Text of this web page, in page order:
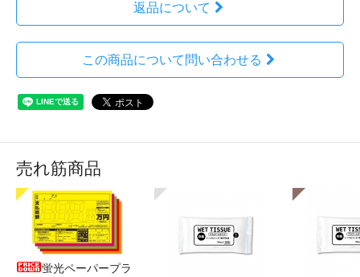
返品について
この商品について問い合わせる
売れ筋商品
蛍光ペーパープラ